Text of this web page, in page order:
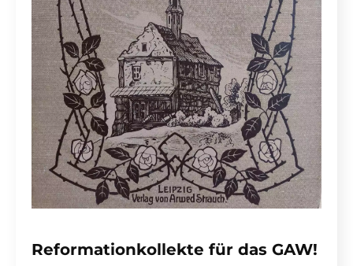
Reformationkollekte für das GAW!